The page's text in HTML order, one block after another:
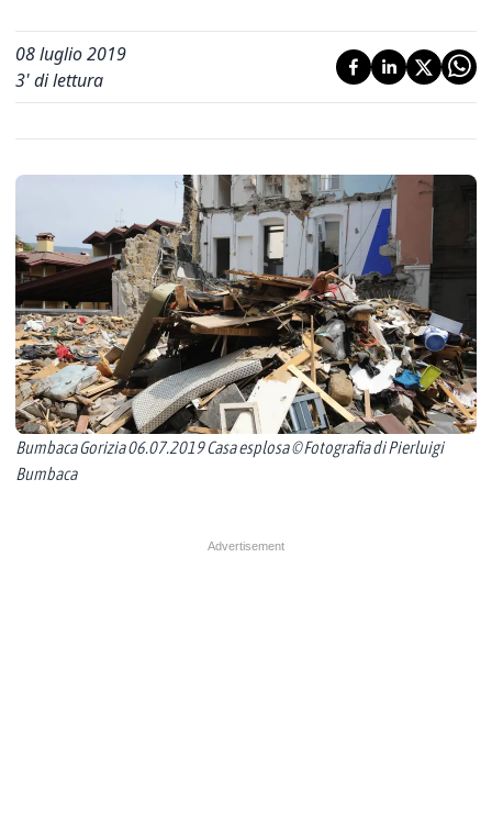
08 luglio 2019
3' di lettura
Bumbaca Gorizia 06.07.2019 Casa esplosa © Fotografia di Pierluigi
Bumbaca